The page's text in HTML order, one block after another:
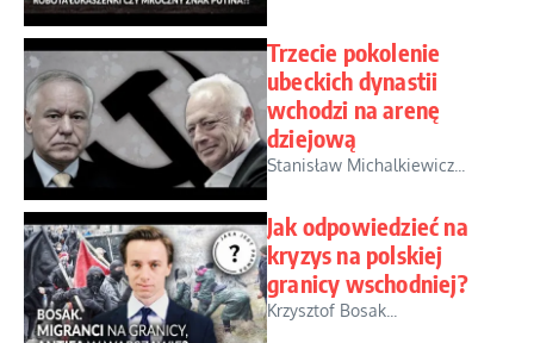
Trzecie pokolenie
ubeckich dynastii
wchodzi na arenę
dziejową
Stanisław Michalkiewicz...
Jak odpowiedzieć na
kryzys na polskiej
granicy wschodniej?
Krzysztof Bosak...